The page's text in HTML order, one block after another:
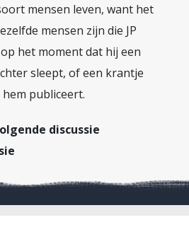
mensen leven, want het
mensen zijn die JP
het moment dat hij een
sleept, of een krantje
publiceert.
discussie